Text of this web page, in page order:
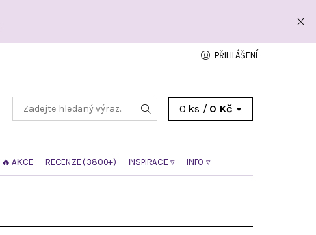
PŘIHLÁŠENÍ
0 ks / 0 Kč
🔥 AKCE RECENZE (3800+) INSPIRACE ▿ INFO ▿